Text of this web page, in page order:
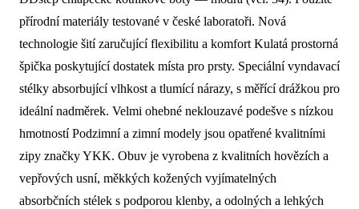
Popis produktu Ddstep Chlapecké
přírodní materiály testované v české laboratoři. Nová
technologie šití zaručující flexibilitu a komfort Kulatá prostorná
špička poskytující dostatek místa pro prsty. Speciální vyndavací
stélky absorbující vlhkost a tlumící nárazy, s měřící drážkou pro
ideální nadměrek. Velmi ohebné neklouzavé podešve s nízkou
hmotností Podzimní a zimní modely jsou opatřené kvalitními
zipy značky YKK. Obuv je vyrobena z kvalitních hovězích a
vepřových usní, měkkých kožených vyjímatelných
absorbčních stélek s podporou klenby, a odolných a lehkých